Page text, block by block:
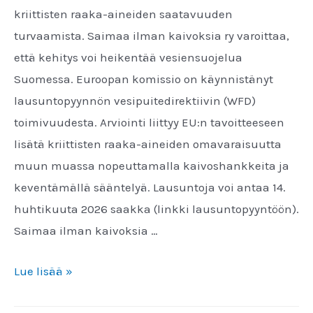
kriittisten raaka-aineiden saatavuuden
turvaamista. Saimaa ilman kaivoksia ry varoittaa,
että kehitys voi heikentää vesiensuojelua
Suomessa. Euroopan komissio on käynnistänyt
lausuntopyynnön vesipuitedirektiivin (WFD)
toimivuudesta. Arviointi liittyy EU:n tavoitteeseen
lisätä kriittisten raaka-aineiden omavaraisuutta
muun muassa nopeuttamalla kaivoshankkeita ja
keventämällä sääntelyä. Lausuntoja voi antaa 14.
huhtikuuta 2026 saakka (linkki lausuntopyyntöön).
Saimaa ilman kaivoksia …
EU
Lue lisää »